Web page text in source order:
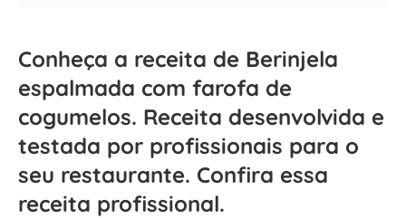
Conheça a receita de Berinjela
espalmada com farofa de
cogumelos. Receita desenvolvida e
testada por profissionais para o
seu restaurante. Confira essa
receita profissional.